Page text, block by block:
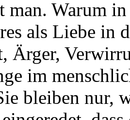
man. Warum
als Liebe in
Ärger,
im
bleiben nur,